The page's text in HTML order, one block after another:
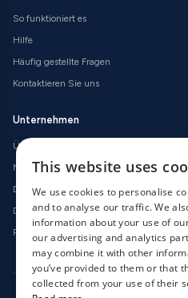
So funktioniert es
Hilfe
Häufig gestellte Fragen
Kontaktieren Sie uns
Unternehmen
Über uns
Nutzungsbedingungen
Datenschutzerklärung
Datenschutzerklärung
Rückerstattungsrichtlinien
This website uses
We use cookies to personalise
and to analyse our traffic. We
information about your use of
our advertising and analytics
may combine it with other
you’ve provided to them or that
collected from your use of their